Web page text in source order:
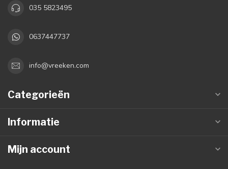
035 5823495
0637447737
info@vreeken.com
Categorieën
Informatie
Mijn account